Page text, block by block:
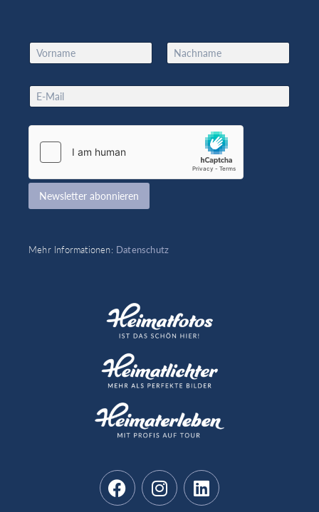
N
a
e
*
Vorname Nachname
*
E
m
E
m
i
Newsletter abonnieren
Mehr Informationen: Datenschutz